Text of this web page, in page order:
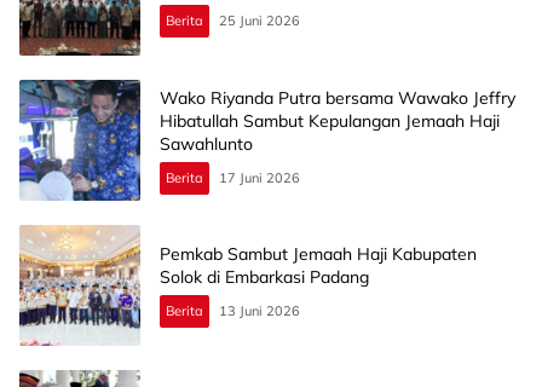
Berita 25 Juni 2026
Wako Riyanda Putra bersama Wawako Jeffry
Hibatullah Sambut Kepulangan Jemaah Haji
Sawahlunto
Berita 17 Juni 2026
Pemkab Sambut Jemaah Haji Kabupaten
Solok di Embarkasi Padang
Berita 13 Juni 2026